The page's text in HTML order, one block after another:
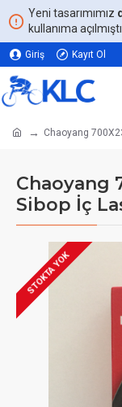
Yeni tasarımımız
kullanıma
Giriş Kayıt Ol
Chaoyang
Chaoyang
Sibop İç
STOKTA YOK